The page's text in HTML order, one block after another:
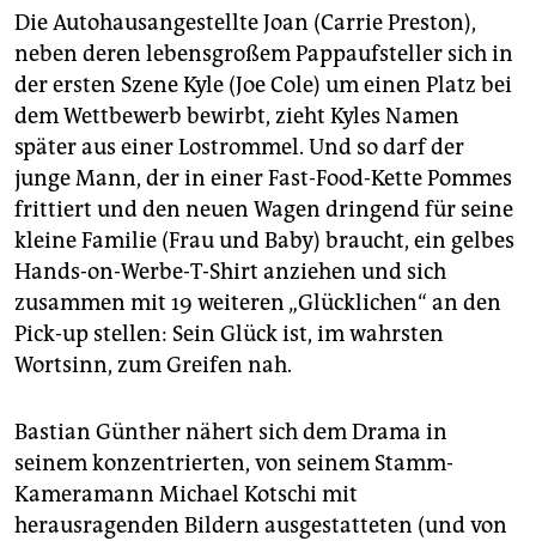
Die Autohausangestellte Joan (Carrie Preston),
neben deren lebensgroßem Pappaufsteller sich in
der ersten Szene Kyle (Joe Cole) um einen Platz bei
dem Wettbewerb bewirbt, zieht ­Kyles Namen
später aus einer Lostrommel. Und so darf der
junge Mann, der in einer Fast-Food-Kette Pommes
frittiert und den neuen Wagen dringend für seine
kleine Familie (Frau und Baby) braucht, ein gelbes
Hands-on-Werbe-T-Shirt anziehen und sich
zusammen mit 19 weiteren „Glücklichen“ an den
Pick-up stellen: Sein Glück ist, im wahrsten
Wortsinn, zum Greifen nah.
Bastian Günther nähert sich dem Drama in
seinem konzentrierten, von seinem Stamm-
Kameramann Michael Kotschi mit
herausragenden Bildern ausgestatteten (und von